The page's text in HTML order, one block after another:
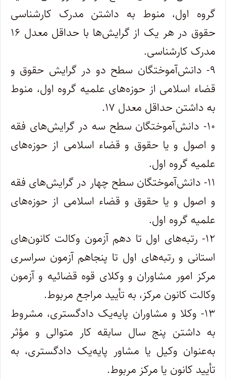
گروه اول، منوط به داشتن مدرک کارشناسی
حقوق در هر یک از گرایش‌ها با حداقل معدل ۱۶
مدرک کارشناسی.
۹- دانش‌آموختگان سطح دو در گرایش حقوق و
قضاء اسلامی از حوزه‌های علمیه گروه اول، منوط
به داشتن حداقل معدل ۱۷.
۱۰- دانش‌آموختگان سطح سه در گرایش‌های فقه
و اصول و یا حقوق و قضاء اسلامی از حوزه‌های
علمیه گروه اول.
۱۱- دانش‌آموختگان سطح چهار در گرایش‌های فقه
و اصول و یا حقوق و قضاء اسلامی از حوزه‌های
علمیه گروه اول.
۱۲- رتبه‌های اول تا دهم آزمون وکالت کانون‌های
استانی و رتبه‌های اول تا پنجاهم آزمون سراسری
مرکز امور مشاوران و وکلای قوه قضائیه و آزمون
وکالت کانون مرکز، به تأیید مراجع مربوط.
۱۳- وکلا و مشاوران پایه‌یک دادگستری، مشروط
به داشتن پنج سال سابقه کار متوالی و مؤثر
به‌عنوان وکیل یا مشاور پایه‌یک دادگستری، به
تأیید کانون یا مرکز مربوط.